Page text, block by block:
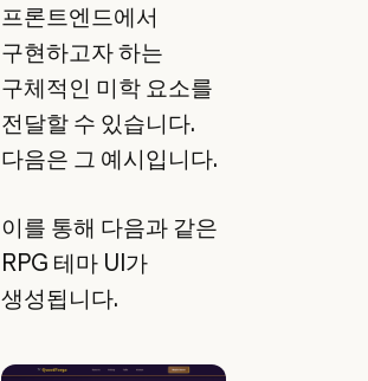
프론트엔드에서
구현하고자 하는
구체적인 미학 요소를
전달할 수 있습니다.
다음은 그 예시입니다.
이를 통해 다음과 같은
RPG 테마 UI가
생성됩니다.